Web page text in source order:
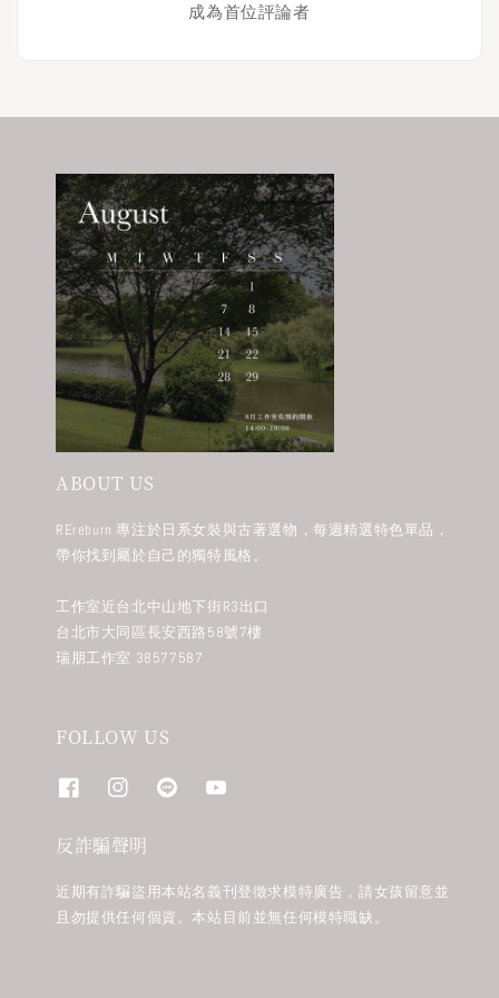
成為首位評論者
ABOUT US
REreburn 專注於日系女裝與古著選物，每週精選特色單品，
帶你找到屬於自己的獨特風格。
工作室近台北中山地下街R3出口
台北市大同區長安西路58號7樓
瑞朋工作室 38577587
FOLLOW US
反詐騙聲明
近期有詐騙盜用本站名義刊登徵求模特廣告，請女孩留意並
且勿提供任何個資。本站目前並無任何模特職缺。